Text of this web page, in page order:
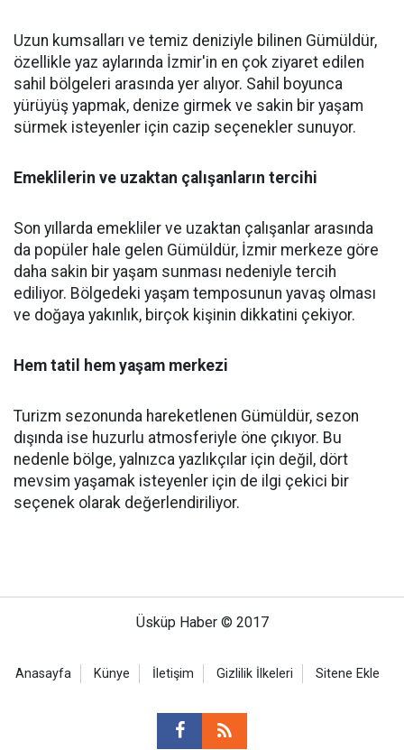
Uzun kumsalları ve temiz deniziyle bilinen Gümüldür,
özellikle yaz aylarında İzmir'in en çok ziyaret edilen
sahil bölgeleri arasında yer alıyor. Sahil boyunca
yürüyüş yapmak, denize girmek ve sakin bir yaşam
sürmek isteyenler için cazip seçenekler sunuyor.
Emeklilerin ve uzaktan çalışanların tercihi
Son yıllarda emekliler ve uzaktan çalışanlar arasında
da popüler hale gelen Gümüldür, İzmir merkeze göre
daha sakin bir yaşam sunması nedeniyle tercih
ediliyor. Bölgedeki yaşam temposunun yavaş olması
ve doğaya yakınlık, birçok kişinin dikkatini çekiyor.
Hem tatil hem yaşam merkezi
Turizm sezonunda hareketlenen Gümüldür, sezon
dışında ise huzurlu atmosferiyle öne çıkıyor. Bu
nedenle bölge, yalnızca yazlıkçılar için değil, dört
mevsim yaşamak isteyenler için de ilgi çekici bir
seçenek olarak değerlendiriliyor.
Üsküp Haber © 2017
Anasayfa Künye İletişim Gizlilik İlkeleri Sitene Ekle